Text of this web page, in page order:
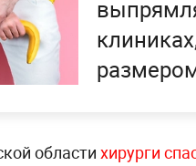
области хирурги